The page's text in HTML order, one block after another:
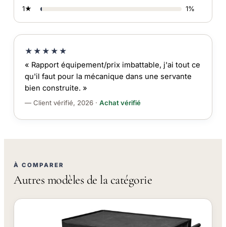
1★
1%
★★★★★
« Rapport équipement/prix imbattable, j'ai tout ce
qu'il faut pour la mécanique dans une servante
bien construite. »
— Client vérifié, 2026 · Achat vérifié
À COMPARER
Autres modèles de la catégorie